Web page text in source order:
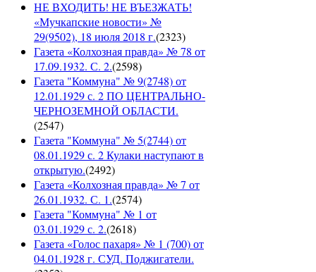
НЕ ВХОДИТЬ! НЕ ВЪЕЗЖАТЬ!
«Мучкапские новости» №
29(9502), 18 июля 2018 г.(2323)
Газета «Колхозная правда» № 78 от
17.09.1932. С. 2.(2598)
Газета "Коммуна" № 9(2748) от
12.01.1929 с. 2 ПО ЦЕНТРАЛЬНО-
ЧЕРНОЗЕМНОЙ ОБЛАСТИ.
(2547)
Газета "Коммуна" № 5(2744) от
08.01.1929 с. 2 Кулаки наступают в
открытую.(2492)
Газета «Колхозная правда» № 7 от
26.01.1932. С. 1.(2574)
Газета "Коммуна" № 1 от
03.01.1929 с. 2.(2618)
Газета «Голос пахаря» № 1 (700) от
04.01.1928 г. СУД. Поджигатели.